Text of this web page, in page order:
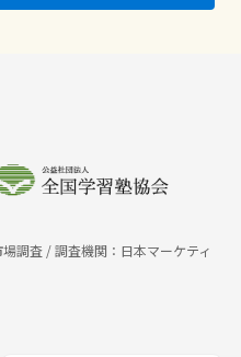
調査 / 調査機関：日本マーケティ